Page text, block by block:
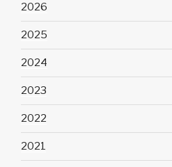
2026
2025
2024
2023
2022
2021